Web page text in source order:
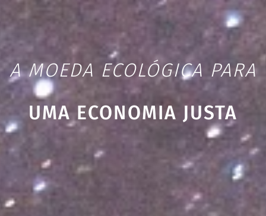
A MOEDA ECOLÓGICA PARA
UMA ECONOMIA JUSTA